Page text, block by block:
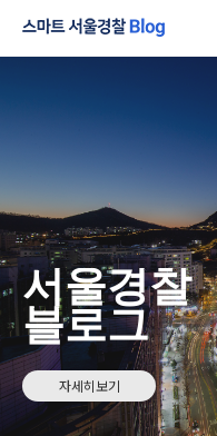
서울경찰
블로그
자세히보기